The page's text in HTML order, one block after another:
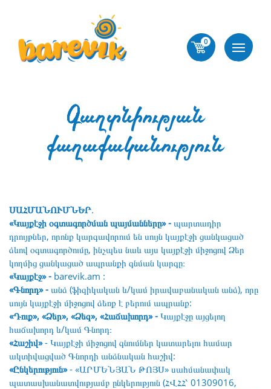
0
Գաղտնիության
քաղաքականություն
ՍԱՀՄԱՆՈՒՄՆԵՐ․
«Կայքէջի օգտագործման պայմանները» - պարտադիր
դրույթներ, որոնք կարգավորում են սույն կայքէջի ցանկացած
ձևով օգտագործումը, ինչպես նաև այս կայքէջի միջոցով Ձեր
կողմից ցանկացած ապրանքի գնման կարգը։
«Կայքէջ» - barevik.am :
«Գնորդ» - անձ (ֆիզիկական և/կամ իրավաբանական անձ), որը
սույն կայքէջի միջոցով ձեռք է բերում ապրանք:
«Դուք», «Ձեր», «Ձեզ», «Հաճախորդ» - Կայքէջը այցելող
հաճախորդ և/կամ Գնորդ։
«Հաշիվ»- Կայքէջի միջոցով գնումներ կատարելու համար
ակտիվացված Գնորդի անձնական հաշիվ:
«Ընկերություն»- «ԱՐՄԵՆՅԱՆ ԹՈՅՍ» սահմանափակ
պատասխանատվությամբ ընկերություն (ՀՎՀՀ՝ 01309016,